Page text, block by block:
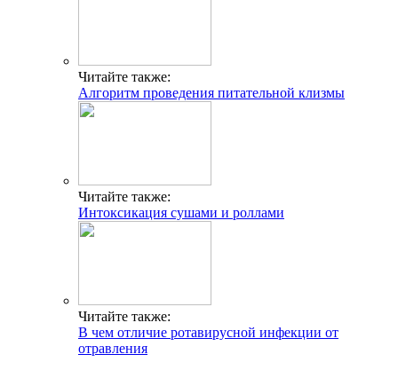
Читайте также:
Алгоритм проведения питательной клизмы
Читайте также:
Интоксикация сушами и роллами
Читайте также:
В чем отличие ротавирусной инфекции от
отравления